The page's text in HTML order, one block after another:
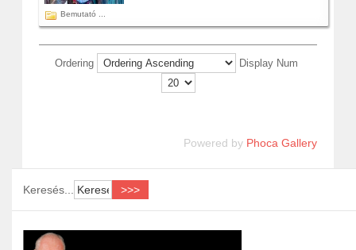
Bemutató ...
Ordering Display Num
Powered by Phoca Gallery
Keresés...